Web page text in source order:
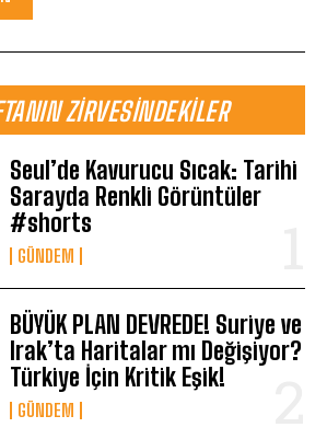
ZIRVESINDEKILER
Seul’de Kavurucu Sıcak: Tarihi
Sarayda Renkli Görüntüler
#shorts
GÜNDEM
BÜYÜK PLAN DEVREDE! Suriye ve
Irak’ta Haritalar mı Değişiyor?
Türkiye İçin Kritik Eşik!
GÜNDEM